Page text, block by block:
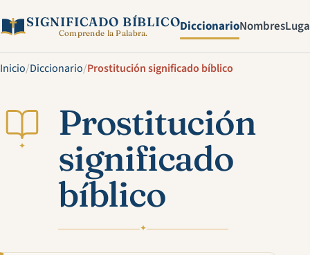
SIGNIFICADO BÍBLICO
Comprende la Palabra. DiccionarioNombres
Inicio/Diccionario/Prostitución significado bíblico
✦
Prostitución
significado
bíblico
✦